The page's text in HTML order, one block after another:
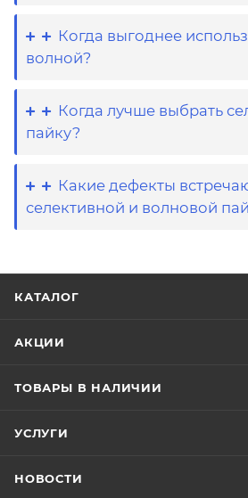
Когда выгоднее
волной?
Когда лучше выбрать
пайку?
Какие дефекты
селективной и волновой
КАТАЛОГ
АКЦИИ
ТОВАРЫ В НАЛИЧИИ
УСЛУГИ
НОВОСТИ